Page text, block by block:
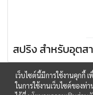
สปริง สำหรับอุตส
เว็บไซต์นี้มีการใช้งานคุกกี้
ในการใช้งานเว็บไซต์ของท่